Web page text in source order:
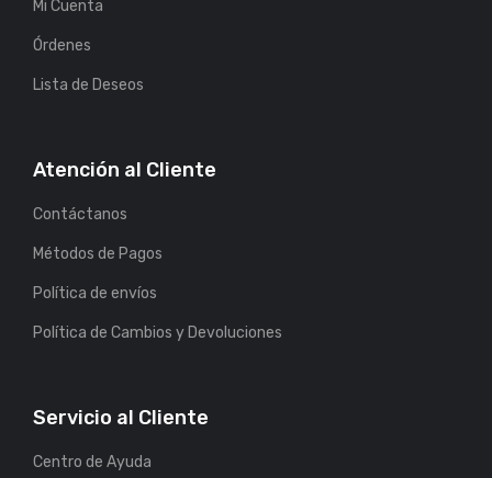
Mi Cuenta
Órdenes
Lista de Deseos
Atención al Cliente
Contáctanos
Métodos de Pagos
Política de envíos
Política de Cambios y Devoluciones
Servicio al Cliente
Centro de Ayuda